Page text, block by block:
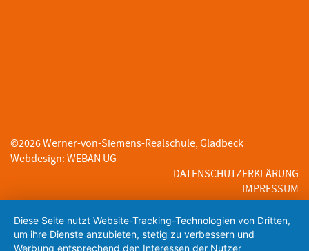
©2026Werner-von-Siemens-Realschule, Gladbeck
Webdesign: WEBAN UG
DATENSCHUTZERKLÄRUNG
IMPRESSUM
Diese Seite nutzt Website-Tracking-Technologien von Dritten,
um ihre Dienste anzubieten, stetig zu verbessern und
Werbung entsprechend den Interessen der Nutzer